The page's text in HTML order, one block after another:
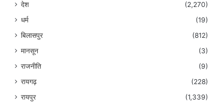
देश
(2,270)
धर्म
(19)
बिलासपुर
(812)
मानसून
(3)
राजनीति
(9)
रायगढ़
(228)
रायपुर
(1,339)